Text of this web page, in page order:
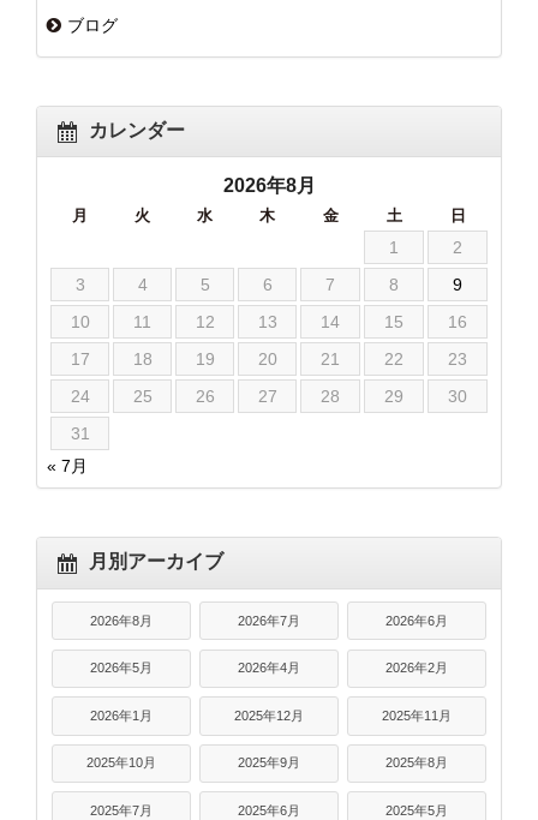
ブログ
カレンダー
2026年8月
月 火 水 木 金 土 日
1
2
3
4 5 6 7 8
9
10
11 12 13 14 15
16
17
18 19 20 21 22
23
24
25 26 27 28 29
30
31
« 7月
月別アーカイブ
2026年8月 2026年7月 2026年6月
2026年5月 2026年4月 2026年2月
2026年1月 2025年12月 2025年11月
2025年10月 2025年9月 2025年8月
2025年7月 2025年6月 2025年5月